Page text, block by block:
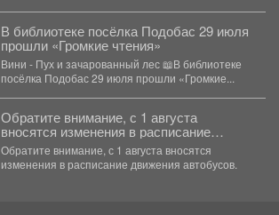
В библиотеке посёлка Подобас 29 июля
прошли «Громкие чтения»
Вини - Пух и зачарованный лес 📖В библиотеке
посёлка Подобас 29 июля прошли «Громкие...
Обратите внимание, с 1 августа
вносятся изменения в расписание
движения автобусов.
Обратите внимание, с 1 августа вносятся
изменения в расписание движения автобусов.